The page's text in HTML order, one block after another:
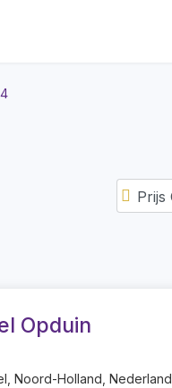
Opduin
Noord-Holland, Nederland